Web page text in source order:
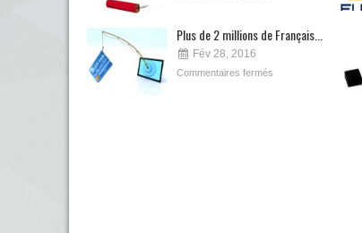
Plus de 2 millions de Français...
Fév 28, 2016
Commentaires fermés